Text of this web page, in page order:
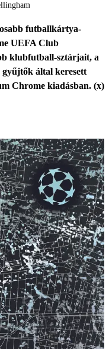
futballkártya-
UEFA Club
klubfutball-sztárjait, a
gyűjtők által keresett
Chrome kiadásban. (x)